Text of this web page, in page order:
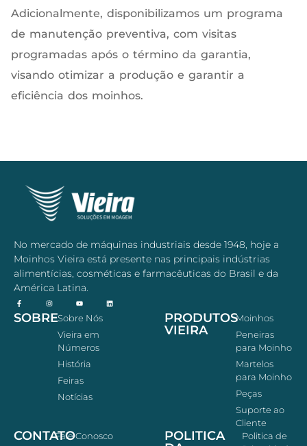
Adicionalmente, disponibilizamos um programa
de manutenção preventiva, com visitas
programadas após o término da garantia,
visando otimizar a produção e garantir a
eficiência dos moinhos.
No mercado de máquinas industriais desde 1948, hoje a
Moinhos Vieira está presente nas principais indústrias
alimentícias, cosméticas e farmacêuticas do Brasil e da
América Latina.
SOBRESobre Nós
Vieira em
Números
História
Feiras
Notícias
PRODUTOS
VIEIRA
Moinhos
Peneiras
para Moinho
Martelos
para Moinho
Peças
Suporte ao
Cliente
CONTATOFale Conosco
POLITICA
Politica de